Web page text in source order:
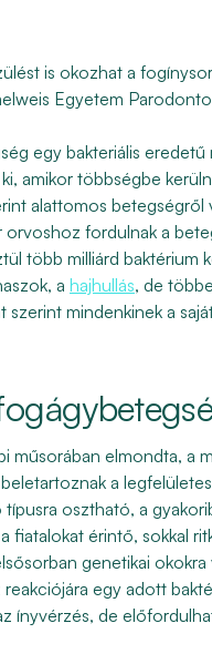
is okozhat a
Egyetem
egy bakteriális eredetű
amikor többségbe
alattomos betegségről
fordulnak a
több milliárd baktérium
a hajhullás, de
mindenkinek a
műsorában elmondta, a
a
osztható, a
érintő, sokkal
genetikai okokra
egy adott
ínyvérzés, de